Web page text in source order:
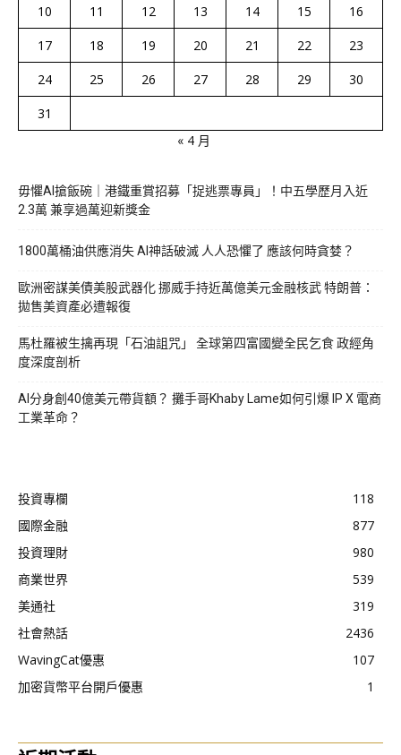
10
11 12 13 14 15
16
17
18 19 20 21 22
23
24
25 26 27 28 29
30
31
« 4 月
毋懼AI搶飯碗｜港鐵重賞招募「捉逃票專員」！中五學歷月入近
2.3萬 兼享過萬迎新獎金
1800萬桶油供應消失 AI神話破滅 人人恐懼了 應該何時貪婪？
歐洲密謀美債美股武器化 挪威手持近萬億美元金融核武 特朗普：
拋售美資產必遭報復
馬杜羅被生擒再現「石油詛咒」 全球第四富國變全民乞食 政經角
度深度剖析
AI分身創40億美元帶貨額？ 攤手哥Khaby Lame如何引爆 IP X 電商
工業革命？
投資專欄
118
國際金融
877
投資理財
980
商業世界
539
美通社
319
社會熱話
2436
WavingCat優惠
107
加密貨幣平台開戶優惠
1